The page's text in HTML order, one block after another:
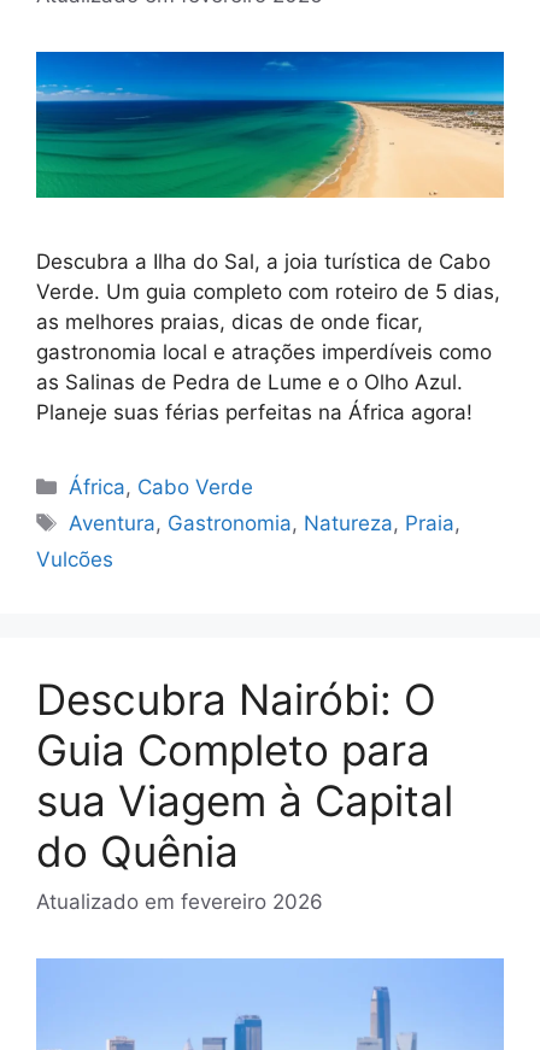
Descubra a Ilha do Sal, a joia turística de Cabo
Verde. Um guia completo com roteiro de 5 dias,
as melhores praias, dicas de onde ficar,
gastronomia local e atrações imperdíveis como
as Salinas de Pedra de Lume e o Olho Azul.
Planeje suas férias perfeitas na África agora!
Categorias
África, Cabo Verde
Tags
Aventura, Gastronomia, Natureza, Praia,
Vulcões
Descubra Nairóbi: O
Guia Completo para
sua Viagem à Capital
do Quênia
Atualizado em fevereiro 2026